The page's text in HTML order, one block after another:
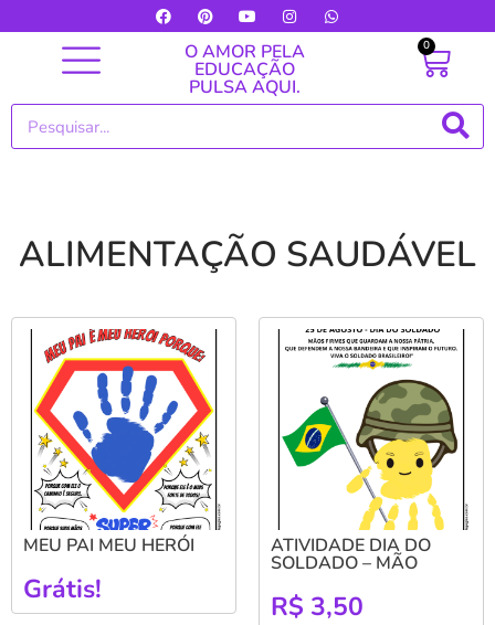
O AMOR PELA
EDUCAÇÃO
PULSA AQUI.
0
ALIMENTAÇÃO SAUDÁVEL
MEU PAI MEU HERÓI
Grátis!
ATIVIDADE DIA DO
SOLDADO – MÃO
R$ 3,50